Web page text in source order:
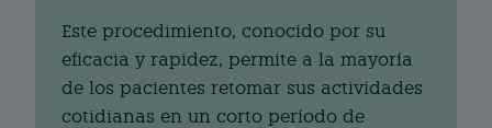
Este procedimiento, conocido por su
eficacia y rapidez, permite a la mayoría
de los pacientes retomar sus actividades
cotidianas en un corto período de